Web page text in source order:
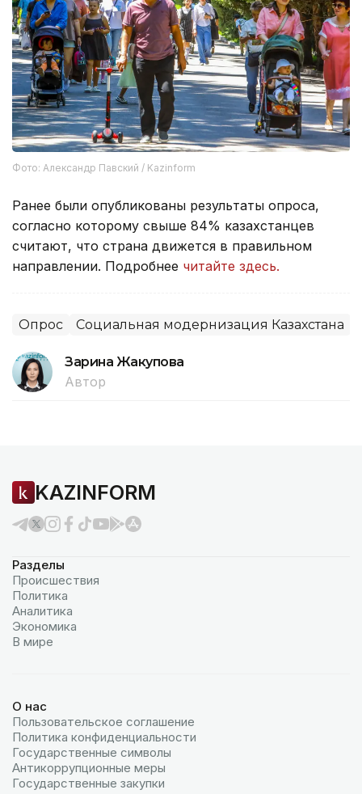
Фото: Александр Павский / Kazinform
Ранее были опубликованы результаты опроса,
согласно которому свыше 84% казахстанцев
считают, что страна движется в правильном
направлении. Подробнее читайте здесь.
Опрос Социальная модернизация Казахстана
Зарина Жакупова
Автор
KAZINFORM
Разделы
Происшествия
Политика
Аналитика
Экономика
В мире
О нас
Пользовательское соглашение
Политика конфиденциальности
Государственные символы
Антикоррупционные меры
Государственные закупки